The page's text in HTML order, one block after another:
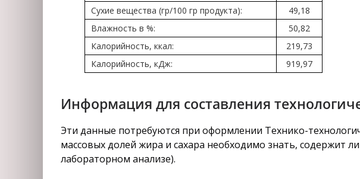
Сухие вещества (гр/100 гр продукта):
49,18
Влажность в %:
50,82
Калорийность, ккал:
219,73
Калорийность, кДж:
919,97
Информация для составления
Эти данные потребуются при оформлении Технико-
массовых долей жира и сахара необходимо знать, содержит
лабораторном анализе).